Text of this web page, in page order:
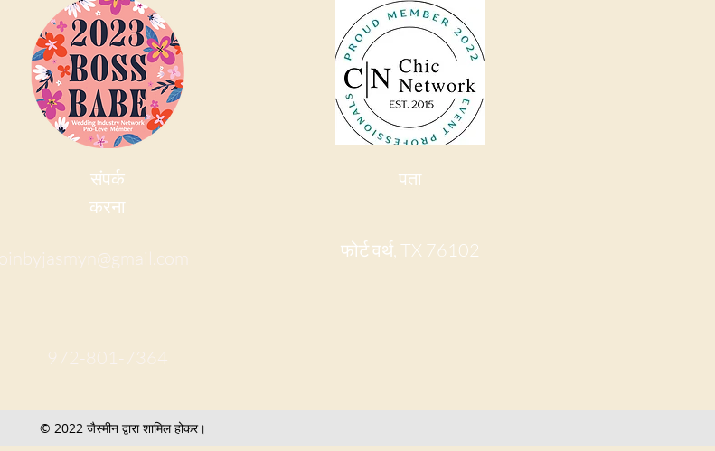
संपर्क
करना
पता
फोर्ट वर्थ, TX 76102
972-801-7364
© 2022 जैस्मीन द्वारा शामिल होकर।